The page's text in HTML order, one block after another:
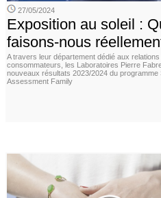
27/05/2024
Exposition au soleil :
faisons-nous
A travers leur département dédié aux
consommateurs, les Laboratoires Pierre
nouveaux résultats 2023/2024 du programme
Assessment Family